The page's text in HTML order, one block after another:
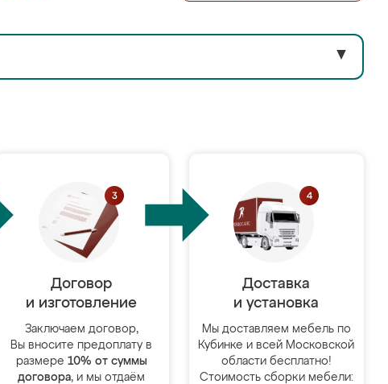
▼
Договор
и изготовление
Заключаем договор,
Вы вносите предоплату в
размере 10% от суммы
договора, и мы отдаём
Доставка
и установка
Мы доставляем мебель по
Кубинке и всей Московской
области бесплатно!
Стоимость сборки мебели: